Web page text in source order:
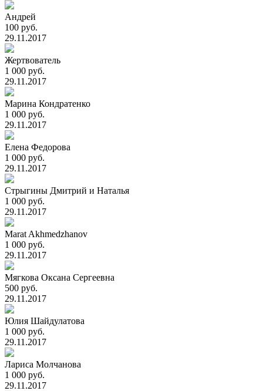
Андрей
100 руб.
29.11.2017
Жертвователь
1 000 руб.
29.11.2017
Марина Кондратенко
1 000 руб.
29.11.2017
Елена Федорова
1 000 руб.
29.11.2017
Стрыгины Дмитрий и Наталья
1 000 руб.
29.11.2017
Marat Akhmedzhanov
1 000 руб.
29.11.2017
Мягкова Оксана Сергеевна
500 руб.
29.11.2017
Юлия Шайдулатова
1 000 руб.
29.11.2017
Лариса Молчанова
1 000 руб.
29.11.2017